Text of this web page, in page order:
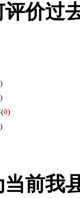
价过
)
)
(0)
)
前我